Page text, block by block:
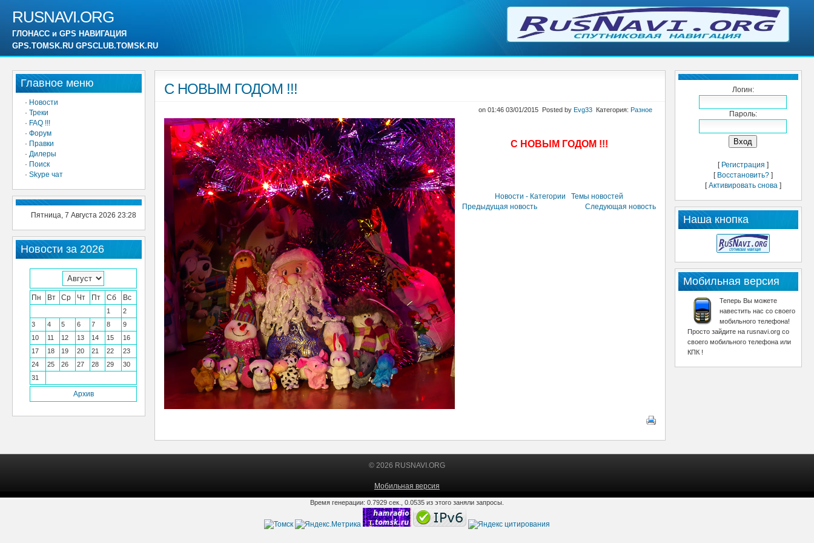
RUSNAVI.ORG
ГЛОНАСС и GPS НАВИГАЦИЯ
GPS.TOMSK.RU GPSCLUB.TOMSK.RU
Логин:
Пароль:
[ Регистрация ]
[ Восстановить?]
[Активировать снова]
Наша кнопка
Мобильная версия
Теперь Вы можете
навестить нас со своего
мобильного телефона!
Просто зайдите на rusnavi.org со
своего мобильного телефона или
КПК !
Главное меню
· Новости
· Треки
· FAQ !!!
· Форум
· Правки
· Дилеры
· Поиск
· Skype чат
Пятница, 7 Августа 2026 23:28
Новости за 2026
Пн Вт Ср Чт Пт Сб Вс
1
2
3
4 5 6 7 8
9
10
11 12 13 14 15
16
17
18 19 20 21 22
23
24
25 26 27 28 29
30
31
Архив
С НОВЫМ ГОДОМ !!!
on 01:46 03/01/2015 Posted by Evg33 Категория: Разное
С НОВЫМ ГОДОМ !!!
Новости - Категории
Темы новостей
Предыдущая новость
Следующая новость
© 2026 RUSNAVI.ORG
Мобильная версия
Время генерации: 0.7929 сек., 0.0535 из этого заняли запросы.